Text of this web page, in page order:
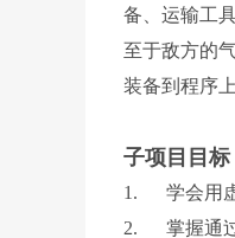
备、运输工
至于敌方的
装备到程序
子项目目标
1. 学会用虚
2. 掌握通过